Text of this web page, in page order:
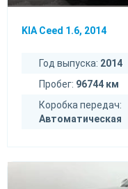
KIA Ceed 1.6, 2014
Год выпуска: 2014
Пробег: 96744 км
Коробка передач:
Автоматическая